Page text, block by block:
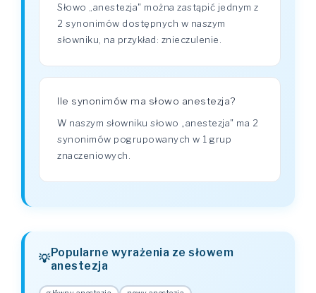
Słowo „anestezja" można zastąpić jednym z
2 synonimów dostępnych w naszym
słowniku, na przykład: znieczulenie.
Ile synonimów ma słowo anestezja?
W naszym słowniku słowo „anestezja" ma 2
synonimów pogrupowanych w 1 grup
znaczeniowych.
Popularne wyrażenia ze słowem
anestezja